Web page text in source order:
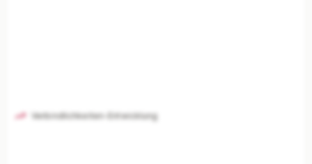
Verbindlichkeiten-Entwicklung